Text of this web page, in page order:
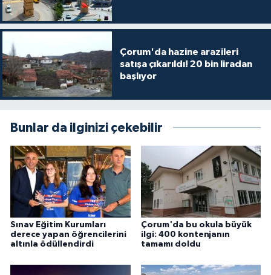
Çorum'da hazine arazileri
satışa çıkarıldı! 20 bin liradan
başlıyor
Bunlar da ilginizi çekebilir
Sınav Eğitim Kurumları
derece yapan öğrencilerini
altınla ödüllendirdi
Çorum'da bu okula büyük
ilgi: 400 kontenjanın
tamamı doldu